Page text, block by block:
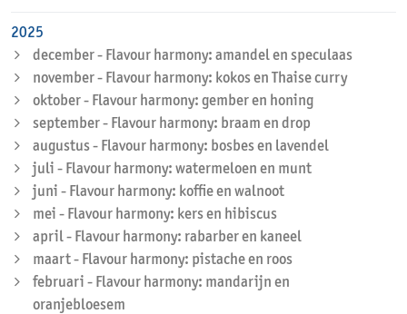
2025
december - Flavour harmony: amandel en speculaas
november - Flavour harmony: kokos en Thaise curry
oktober - Flavour harmony: gember en honing
september - Flavour harmony: braam en drop
augustus - Flavour harmony: bosbes en lavendel
juli - Flavour harmony: watermeloen en munt
juni - Flavour harmony: koffie en walnoot
mei - Flavour harmony: kers en hibiscus
april - Flavour harmony: rabarber en kaneel
maart - Flavour harmony: pistache en roos
februari - Flavour harmony: mandarijn en
oranjebloesem